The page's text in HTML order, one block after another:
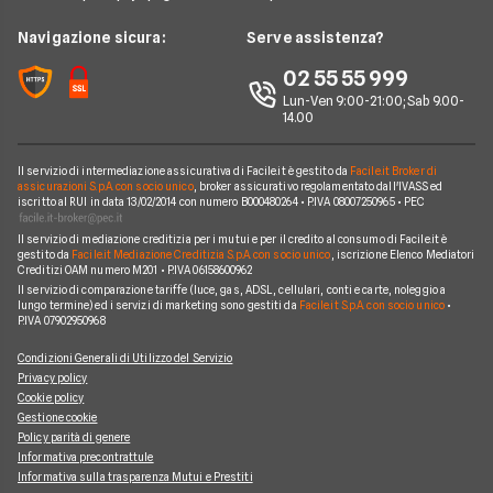
News
Chi siamo
Perché scegliere Facile.it
Mappa del sito
Wind Tre
Aruba
Eolo
Operatori Internet Casa
Argomenti in evidenza internet casa
Notizie internet casa
Domande frequenti internet casa
Navigazione sicura: Serve assistenza?
02 55 55 999
Lun-Ven 9:00-21:00; Sab 9.00-
14.00
Il servizio di intermediazione assicurativa di Facile.it è gestito da Facile.it Broker di
assicurazioni S.p.A. con socio unico, broker assicurativo regolamentato dall'IVASS ed
iscritto al RUI in data 13/02/2014 con numero B000480264 • P.IVA 08007250965 • PEC
Il servizio di mediazione creditizia per i mutui e per il credito al consumo di Facile.it è
gestito da Facile.it Mediazione Creditizia S.p.A. con socio unico , iscrizione Elenco Mediatori
Creditizi OAM numero M201 • P.IVA 06158600962
Il servizio di comparazione tariffe (luce, gas, ADSL, cellulari, conti e carte, noleggio a
lungo termine) ed i servizi di marketing sono gestiti da Facile.it S.p.A. con socio unico•
P.IVA 07902950968
Condizioni Generali di Utilizzo del Servizio
Privacy policy
Cookie policy
Gestione cookie
Policy parità di genere
Informativa precontrattule
Informativa sulla trasparenza Mutui e Prestiti